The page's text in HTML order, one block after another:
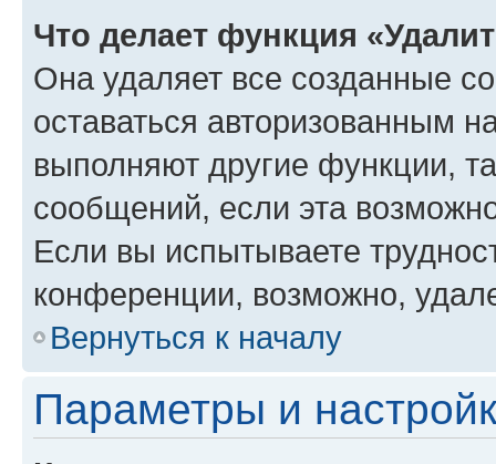
Что делает функция
Она удаляет все созданные
оставаться авторизованным
выполняют другие функции,
сообщений, если эта
Если вы испытываете
конференции, возможно,
Вернуться к началу
Параметры и